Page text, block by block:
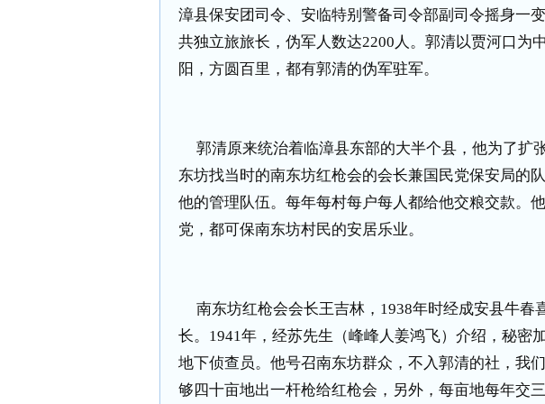
漳县保安团司令、安临特别警备司令部副司令摇身一
共独立旅旅长，伪军人数达2200 人。郭清以贾河口为
阳，方圆百里，都有郭清的伪军驻军。
郭清原来统治着临漳县东部的大半个县，他为了扩
东坊找当时的南东坊红枪会的会长兼国民党保安局的
他的管理队伍。每年每村每户每人都给他交粮交款。
党，都可保南东坊村民的安居乐业。
南东坊红枪会会长王吉林， 1938年时经成安县牛春
长。 1941年，经苏先生（峰峰人姜鸿飞）介绍，秘密
地下侦查员。他号召南东坊群众，不入郭清的社，我
够四十亩地出一杆枪给红枪会，另外，每亩地每年交